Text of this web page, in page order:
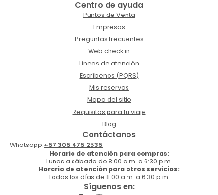
Centro de ayuda
Puntos de Venta
Empresas
Preguntas frecuentes
Web check in
Lineas de atención
Escríbenos (PQRS)
Mis reservas
Mapa del sitio
Requisitos para tu viaje
Blog
Contáctanos
Whatsapp:+57 305 475 2535
Horario de atención para compras:
Lunes a sábado de 8:00 a.m. a 6:30 p.m.
Horario de atención para otros servicios:
Todos los días de 8:00 a.m. a 6:30 p.m.
Síguenos en: